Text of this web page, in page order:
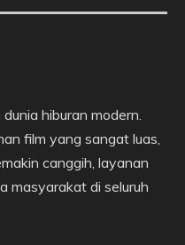
hiburan modern.
film yang sangat luas,
canggih, layanan
masyarakat di seluruh